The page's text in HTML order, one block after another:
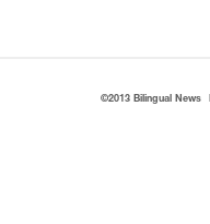
©2013 Bilingual News